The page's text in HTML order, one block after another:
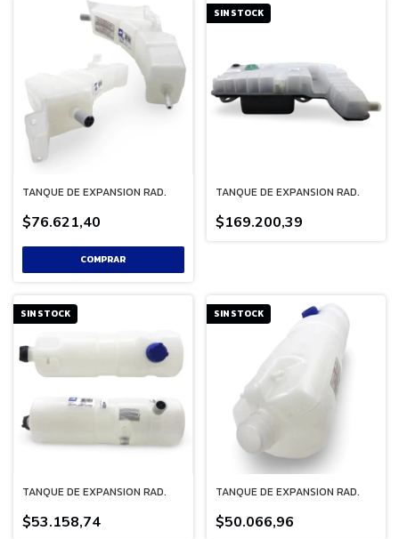
TANQUE DE EXPANSION RAD.
$76.621,40
SIN STOCK
TANQUE DE EXPANSION RAD.
$169.200,39
SIN STOCK
TANQUE DE EXPANSION RAD.
$53.158,74
SIN STOCK
TANQUE DE EXPANSION RAD.
$50.066,96